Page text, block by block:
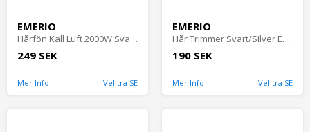
EMERIO
Hårfön Kall Luft 2000W Svart Emerio
249 SEK
Mer Info Velltra SE
EMERIO
Hår Trimmer Svart/Silver Emerio
190 SEK
Mer Info Velltra SE